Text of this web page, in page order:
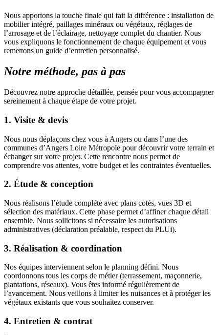
Nous apportons la touche finale qui fait la différence : installation de
mobilier intégré, paillages minéraux ou végétaux, réglages de
l’arrosage et de l’éclairage, nettoyage complet du chantier. Nous
vous expliquons le fonctionnement de chaque équipement et vous
remettons un guide d’entretien personnalisé.
Notre méthode, pas à pas
Découvrez notre approche détaillée, pensée pour vous accompagner
sereinement à chaque étape de votre projet.
1. Visite & devis
Nous nous déplaçons chez vous à Angers ou dans l’une des
communes d’Angers Loire Métropole pour découvrir votre terrain et
échanger sur votre projet. Cette rencontre nous permet de
comprendre vos attentes, votre budget et les contraintes éventuelles.
2. Étude & conception
Nous réalisons l’étude complète avec plans cotés, vues 3D et
sélection des matériaux. Cette phase permet d’affiner chaque détail
ensemble. Nous sollicitons si nécessaire les autorisations
administratives (déclaration préalable, respect du PLUi).
3. Réalisation & coordination
Nos équipes interviennent selon le planning défini. Nous
coordonnons tous les corps de métier (terrassement, maçonnerie,
plantations, réseaux). Vous êtes informé régulièrement de
l’avancement. Nous veillons à limiter les nuisances et à protéger les
végétaux existants que vous souhaitez conserver.
4. Entretien & contrat